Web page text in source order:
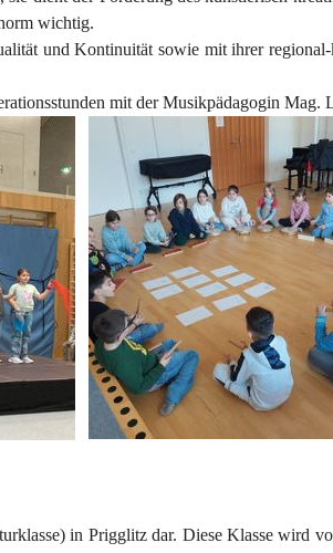
wichtig.
und Kontinuität sowie mit ihrer
mit der Musikpädagogin Mag.
in Prigglitz dar. Diese Klasse wird